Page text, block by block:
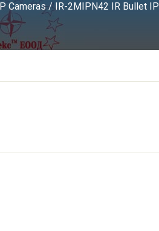
Cameras / IR-2MIPN42 IR Bullet IP